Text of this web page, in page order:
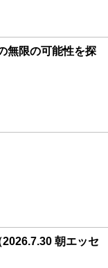
無限の可能性を探
朝エッセ